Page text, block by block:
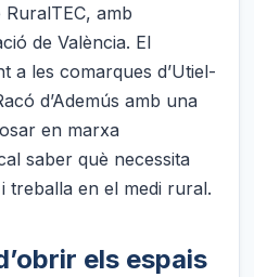
RuralTEC, amb
de València. El
a les comarques d’Utiel-
d’Ademús amb una
en marxa
saber què necessita
treballa en el medi rural.
els espais